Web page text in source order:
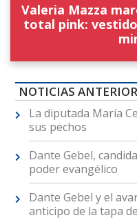
Valeria Mazza
total pink:
NOTICIAS
La diputada María
sus pechos
Dante Gebel,
poder evangélico
Dante Gebel y el
anticipo de la tapa